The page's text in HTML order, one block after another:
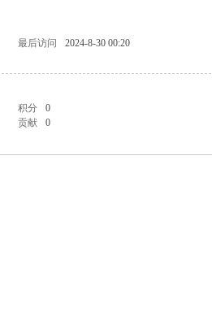
最后访问 2024-8-30 00:20
积分 0
贡献 0